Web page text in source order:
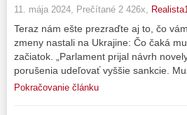
11. mája 2024, Prečítané 2 426x, Realista1
Teraz nám ešte prezraďte aj to, čo
zmeny nastali na Ukrajine: Čo čaká
začiatok. „Parlament prijal návrh
porušenia udeľovať vyššie sankcie.
Pokračovanie článku